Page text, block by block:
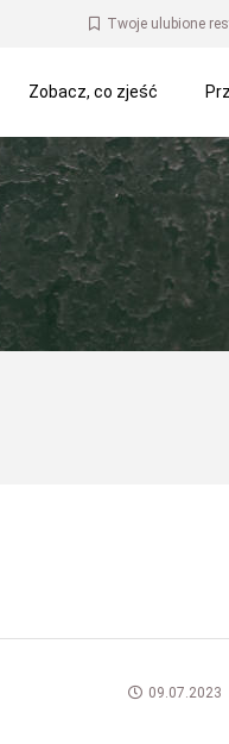
Twoje ulubione
Zobacz, co zjeść
09.07.2023